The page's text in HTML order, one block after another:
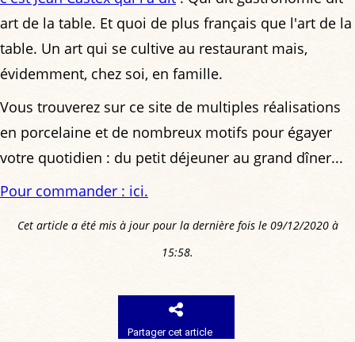
art de la table. Et quoi de plus français que l'art de la
table. Un art qui se cultive au restaurant mais,
évidemment, chez soi, en famille.
Vous trouverez sur ce site de multiples réalisations
en porcelaine et de nombreux motifs pour égayer
votre quotidien : du petit déjeuner au grand dîner...
Pour commander : ici.
Cet article a été mis à jour pour la dernière fois le 09/12/2020 à
15:58.
Partager cet article